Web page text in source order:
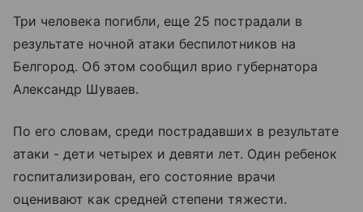
Три человека погибли, еще 25 пострадали в
результате ночной атаки беспилотников на
Белгород. Об этом сообщил врио губернатора
Александр Шуваев.
По его словам, среди пострадавших в результате
атаки - дети четырех и девяти лет. Один ребенок
госпитализирован, его состояние врачи
оценивают как средней степени тяжести.